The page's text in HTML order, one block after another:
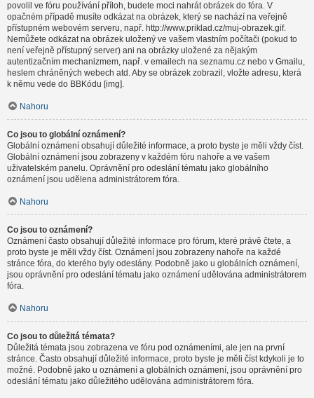
povolil ve fóru používání příloh, budete moci nahrát obrázek do fóra. V
opačném případě musíte odkázat na obrázek, který se nachází na veřejně
přístupném webovém serveru, např. http://www.priklad.cz/muj-obrazek.gif.
Nemůžete odkázat na obrázek uložený ve vašem vlastním počítači (pokud to
není veřejně přístupný server) ani na obrázky uložené za nějakým
autentizačním mechanizmem, např. v emailech na seznamu.cz nebo v Gmailu,
heslem chráněných webech atd. Aby se obrázek zobrazil, vložte adresu, která
k němu vede do BBKódu [img].
Nahoru
Co jsou to globální oznámení?
Globální oznámení obsahují důležité informace, a proto byste je měli vždy číst.
Globální oznámení jsou zobrazeny v každém fóru nahoře a ve vašem
uživatelském panelu. Oprávnění pro odeslání tématu jako globálního
oznámení jsou udělena administrátorem fóra.
Nahoru
Co jsou to oznámení?
Oznámení často obsahují důležité informace pro fórum, které právě čtete, a
proto byste je měli vždy číst. Oznámení jsou zobrazeny nahoře na každé
stránce fóra, do kterého byly odeslány. Podobně jako u globálních oznámení,
jsou oprávnění pro odeslání tématu jako oznámení udělována administrátorem
fóra.
Nahoru
Co jsou to důležitá témata?
Důležitá témata jsou zobrazena ve fóru pod oznámeními, ale jen na první
stránce. Často obsahují důležité informace, proto byste je měli číst kdykoli je to
možné. Podobně jako u oznámení a globálních oznámení, jsou oprávnění pro
odeslání tématu jako důležitého udělována administrátorem fóra.